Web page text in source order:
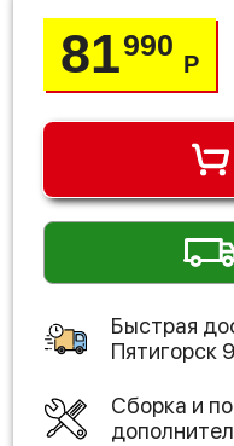
81990
Р
Быстрая
Пятигорск
Сборка и